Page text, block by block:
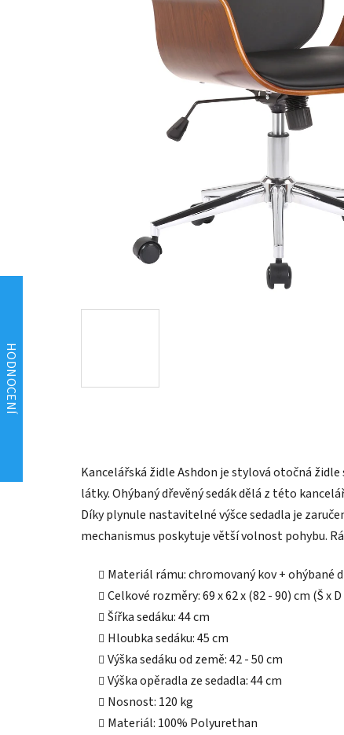
Kancelářská židle Ashdon je stylová otočná
látky. Ohýbaný dřevěný sedák dělá z této
Díky plynule nastavitelné výšce sedadla je
mechanismus poskytuje větší volnost pohybu.
Materiál rámu: chromovaný kov + ohýbané
Celkové rozměry: 69 x 62 x (82 - 90) cm (Š x D
Šířka sedáku: 44 cm
Hloubka sedáku: 45 cm
Výška sedáku od země: 42 - 50 cm
Výška opěradla ze sedadla: 44 cm
Nosnost: 120 kg
Materiál: 100% Polyurethan